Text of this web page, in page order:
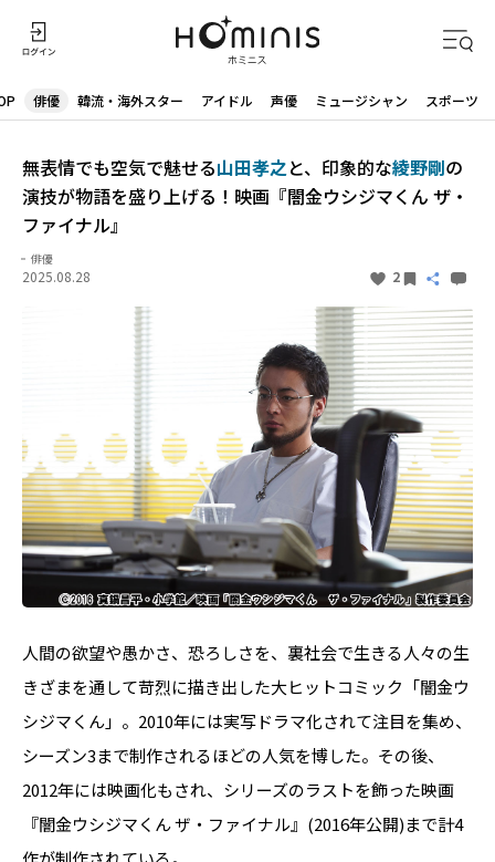
俳優 韓流・海外スター アイドル 声優 ミュージシャン スポーツ
無表情でも空気で魅せる山田孝之と、印象的な綾野剛の
演技が物語を盛り上げる！映画『闇金ウシジマくん ザ・
ファイナル』
俳優
2025.08.28 2
人間の欲望や愚かさ、恐ろしさを、裏社会で生きる人々の生
きざまを通して苛烈に描き出した大ヒットコミック「闇金ウ
シジマくん」。2010年には実写ドラマ化されて注目を集め、
シーズン3まで制作されるほどの人気を博した。その後、
2012年には映画化もされ、シリーズのラストを飾った映画
『闇金ウシジマくん ザ・ファイナル』(2016年公開)まで計4